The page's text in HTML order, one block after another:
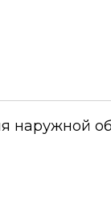
наружной